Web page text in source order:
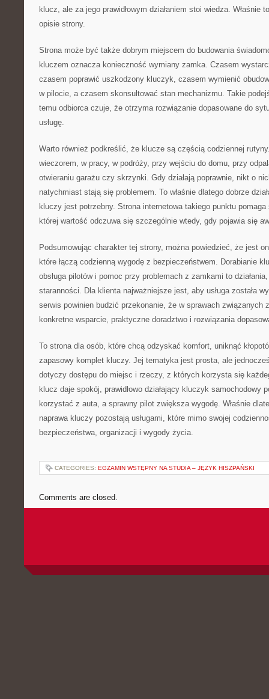
klucz, ale za jego prawidłowym działaniem stoi wiedza. Właśnie
opisie strony.
Strona może być także dobrym miejscem do budowania
kluczem oznacza konieczność wymiany zamka. Czasem
czasem poprawić uszkodzony kluczyk, czasem wymienić
w pilocie, a czasem skonsultować stan mechanizmu. Takie
temu odbiorca czuje, że otrzyma rozwiązanie dopasowane do
usługę.
Warto również podkreślić, że klucze są częścią codziennej
wieczorem, w pracy, w podróży, przy wejściu do domu, przy
otwieraniu garażu czy skrzynki. Gdy działają poprawnie, nikt o
natychmiast stają się problemem. To właśnie dlatego dobrze
kluczy jest potrzebny. Strona internetowa takiego punktu
której wartość odczuwa się szczególnie wtedy, gdy pojawia się
Podsumowując charakter tej strony, można powiedzieć, że jest
które łączą codzienną wygodę z bezpieczeństwem. Dorabianie
obsługa pilotów i pomoc przy problemach z zamkami to
staranności. Dla klienta najważniejsze jest, aby usługa została
serwis powinien budzić przekonanie, że w sprawach związanych
konkretne wsparcie, praktyczne doradztwo i rozwiązania
To strona dla osób, które chcą odzyskać komfort, uniknąć
zapasowy komplet kluczy. Jej tematyka jest prosta, ale
dotyczy dostępu do miejsc i rzeczy, z których korzysta się
klucz daje spokój, prawidłowo działający kluczyk samochodowy
korzystać z auta, a sprawny pilot zwiększa wygodę. Właśnie
naprawa kluczy pozostają usługami, które mimo swojej
bezpieczeństwa, organizacji i wygody życia.
CATEGORIES: EGZAMIN WSTĘPNY NA STUDIA – JĘZYK HISZPAŃSKI
Comments are closed.